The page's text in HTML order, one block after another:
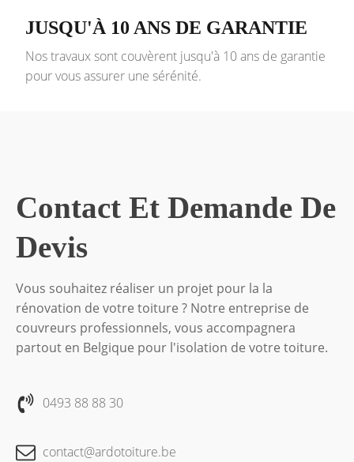
JUSQU'À 10 ANS DE GARANTIE
Nos travaux sont couvèrent jusqu'à 10 ans de garantie
pour vous assurer une sérénité.
Contact Et Demande De
Devis
Vous souhaitez réaliser un projet pour la la
rénovation de votre toiture ? Notre entreprise de
couvreurs professionnels, vous accompagnera
partout en Belgique pour l'isolation de votre toiture.
0493 88 88 30
contact@ardotoiture.be